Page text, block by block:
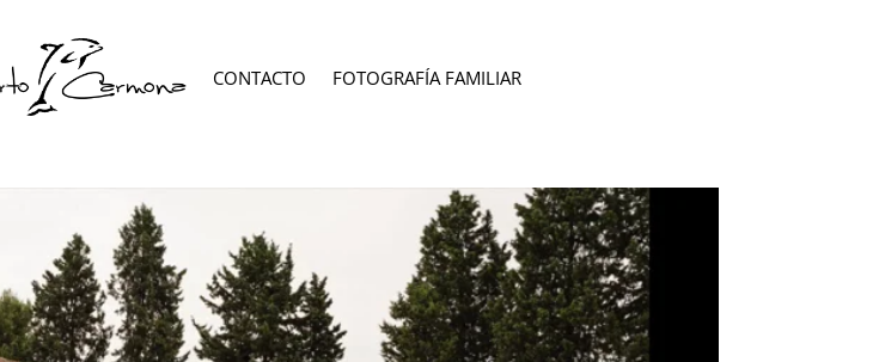
CONTACTO FOTOGRAFÍA FAMILIAR